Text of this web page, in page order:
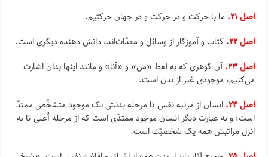
اصل ۲۱.
ما با حرکت و در حرکت و در جهان حرکتیم.
اصل ۲۲.
کتاب و آموزگار از وسائل و معدّات‌اند، دانش دهنده دیگرى است.
اصل ۲۳.
آن گوهرى که به لفظ «من» و «أنا» و مانند اینها بدان اشارت
مى‌کنیم، موجودى غیر از بدن است.
اصل ۲۴.
انسان از مرتبه نفس تا مرحله بدنش یک موجود متشخّص ممتدّ
است؛ و به عبارت دیگر انسان موجود ممتدّى است که از مرحله أعلى تا به
انزل مراتبش همه یک شخصیّت است.